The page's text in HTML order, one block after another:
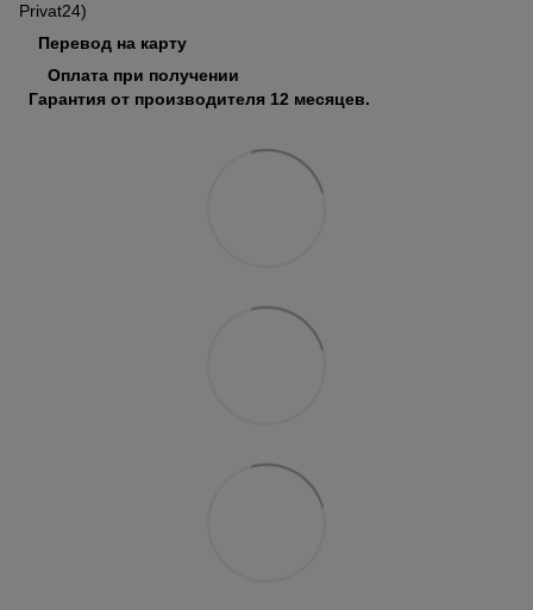
Privat24)
Перевод на карту
Оплата при получении
Гарантия от производителя 12 месяцев.